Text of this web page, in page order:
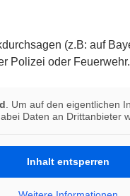
(z.B: auf
Polizei oder Feuerwehr.
. Um auf den eigentlichen
Daten an Drittanbieter
Inhalt entsperren